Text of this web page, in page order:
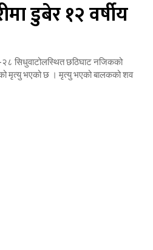
डुबेर १२ वर्षीय
सिधुवाटोलस्थित छठिघाट नजिकको
मृत्यु भएको छ । मृत्यु भएको बालकको शव